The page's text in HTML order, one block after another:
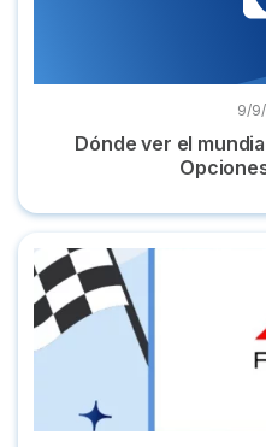
9/
Dónde ver el
Dónde ver el mundial de F1